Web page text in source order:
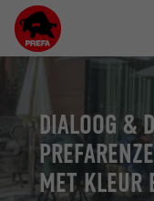
DIALOOG &
MET KLEUR